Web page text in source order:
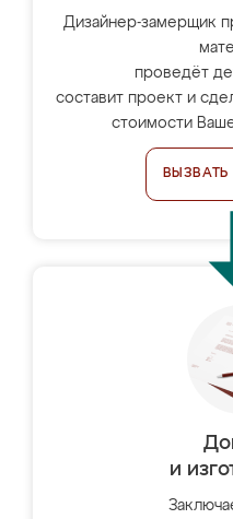
Дизайнер-замерщик
проведёт
составит проект и
стоимости
и